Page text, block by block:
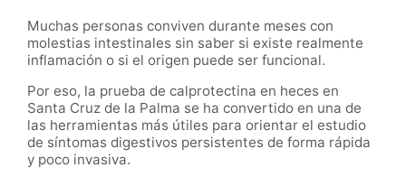
Muchas personas conviven durante meses con
molestias intestinales sin saber si existe realmente
inflamación o si el origen puede ser funcional.
Por eso, la prueba de calprotectina en heces en
Santa Cruz de la Palma se ha convertido en una de
las herramientas más útiles para orientar el estudio
de síntomas digestivos persistentes de forma rápida
y poco invasiva.